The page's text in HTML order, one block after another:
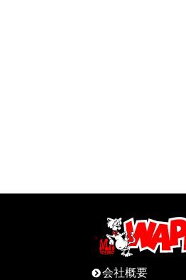
会社概要